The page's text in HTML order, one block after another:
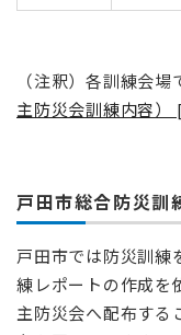
（注釈）各訓練会
主防災会訓練内容
戸田市総合防災訓
戸田市では防災訓練
練レポートの作成を
主防災会へ配布する